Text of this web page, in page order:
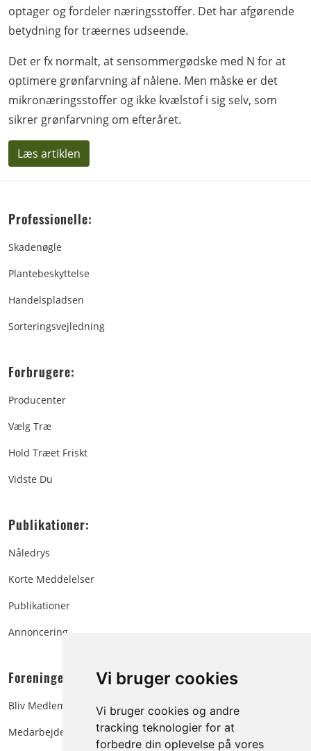
Vi bruger cookies
Vi bruger cookies og andre
tracking teknologier for at
forbedre din oplevelse på vores
optager og fordeler næringsstoffer. Det har afgørende
betydning for træernes udseende.
Det er fx normalt, at sensommergødske med N for at
optimere grønfarvning af nålene. Men måske er det
mikronæringsstoffer og ikke kvælstof i sig selv, som
sikrer grønfarvning om efteråret.
Læs artiklen
Professionelle:
Skadenøgle
Plantebeskyttelse
Handelspladsen
Sorteringsvejledning
Forbrugere:
Producenter
Vælg Træ
Hold Træet Friskt
Vidste Du
Publikationer:
Nåledrys
Korte Meddelelser
Publikationer
Annoncering
Foreningen:
Bliv Medlem
Medarbejdere